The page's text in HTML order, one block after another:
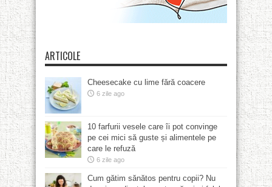
ARTICOLE
Cheesecake cu lime fără coacere
6 zile ago
10 farfurii vesele care îi pot convinge
pe cei mici să guste și alimentele pe
care le refuză
6 zile ago
Cum gătim sănătos pentru copii? Nu